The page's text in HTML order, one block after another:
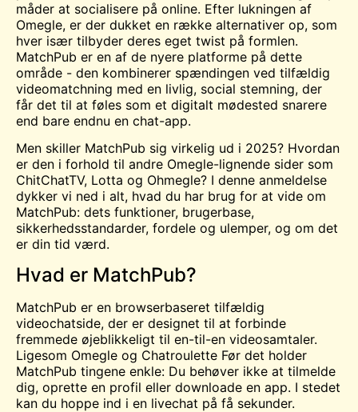
måder at socialisere på online. Efter lukningen af
Omegle, er der dukket en række alternativer op, som
hver især tilbyder deres eget twist på formlen.
MatchPub er en af de nyere platforme på dette
område - den kombinerer spændingen ved tilfældig
videomatchning med en livlig, social stemning, der
får det til at føles som et digitalt mødested snarere
end bare endnu en chat-app.
Men skiller MatchPub sig virkelig ud i 2025? Hvordan
er den i forhold til andre Omegle-lignende sider som
ChitChatTV, Lotta og Ohmegle? I denne anmeldelse
dykker vi ned i alt, hvad du har brug for at vide om
MatchPub: dets funktioner, brugerbase,
sikkerhedsstandarder, fordele og ulemper, og om det
er din tid værd.
Hvad er MatchPub?
MatchPub er en browserbaseret tilfældig
videochatside, der er designet til at forbinde
fremmede øjeblikkeligt til en-til-en videosamtaler.
Ligesom Omegle og Chatroulette Før det holder
MatchPub tingene enkle: Du behøver ikke at tilmelde
dig, oprette en profil eller downloade en app. I stedet
kan du hoppe ind i en livechat på få sekunder.